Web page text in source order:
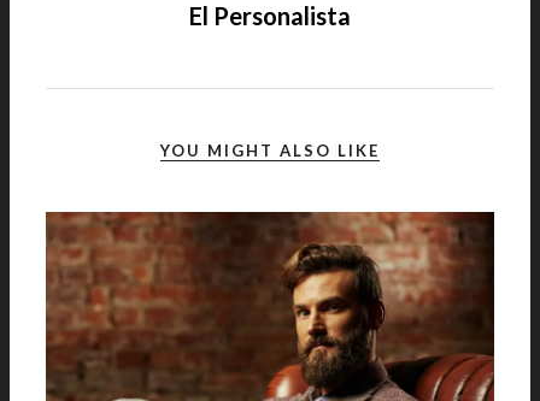
El Personalista
YOU MIGHT ALSO LIKE